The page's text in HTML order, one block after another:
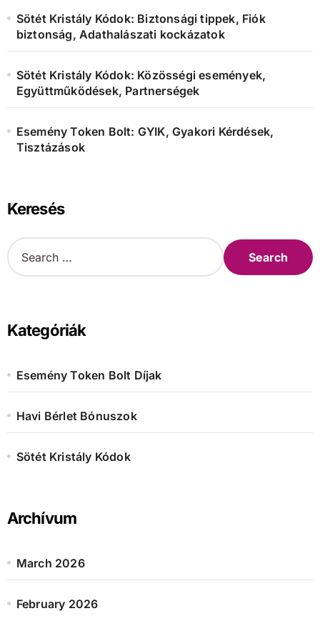
Sötét Kristály Kódok: Biztonsági tippek, Fiók
biztonság, Adathalászati kockázatok
Sötét Kristály Kódok: Közösségi események,
Együttműködések, Partnerségek
Esemény Token Bolt: GYIK, Gyakori Kérdések,
Tisztázások
Keresés
S
e
h
f
r
Kategóriák
Esemény Token Bolt Díjak
Havi Bérlet Bónuszok
Sötét Kristály Kódok
Archívum
March 2026
February 2026